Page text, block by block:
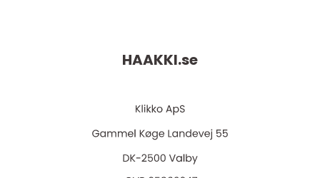
HAAKKI.se